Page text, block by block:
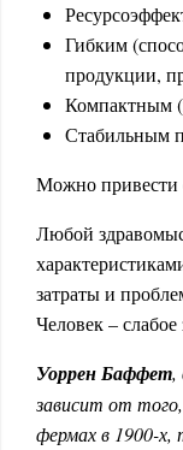
Гибким
продукции,
Компактным
Стабильным
Можно привести
Любой
затраты и
Человек –
Уоррен Баффет,
зависит от
фермах в 1900-